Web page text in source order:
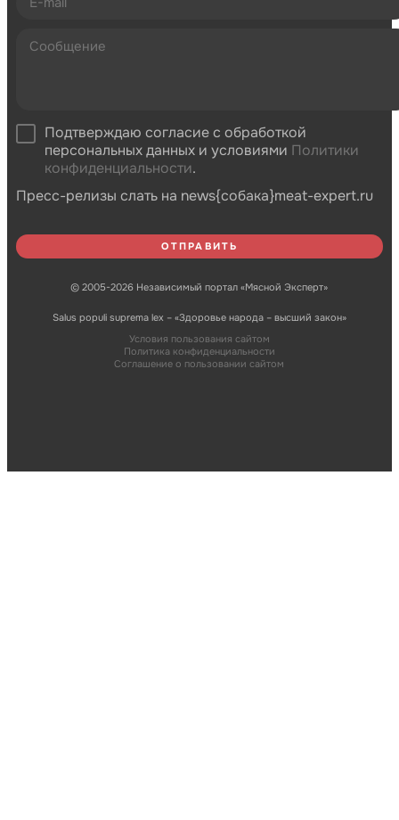
Подтверждаю согласие с обработкой
персональных данных и условиями Политики
конфиденциальности.
Пресс-релизы слать на news{собака}meat-expert.ru
© 2005-2026 Независимый портал «Мясной Эксперт»
Salus populi suprema lex – «Здоровье народа – высший закон»
Условия пользования сайтом
Политика конфиденциальности
Соглашение о пользовании сайтом